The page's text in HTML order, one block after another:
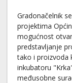
Gradonačelnik
projektima
mogućnost
predstavljanje
tako i proizvoda
inkubatoru
međusobne